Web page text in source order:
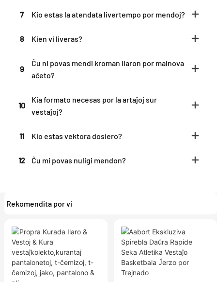
7 Kio estas la atendata livertempo por mendoj?
8 Kien vi liveras?
9
Ĉu ni povas mendi kroman ilaron por malnova
aĉeto?
10
Kia formato necesas por la artaĵoj sur
vestaĵoj?
11 Kio estas vektora dosiero?
12 Ĉu mi povas nuligi mendon?
Rekomendita por vi